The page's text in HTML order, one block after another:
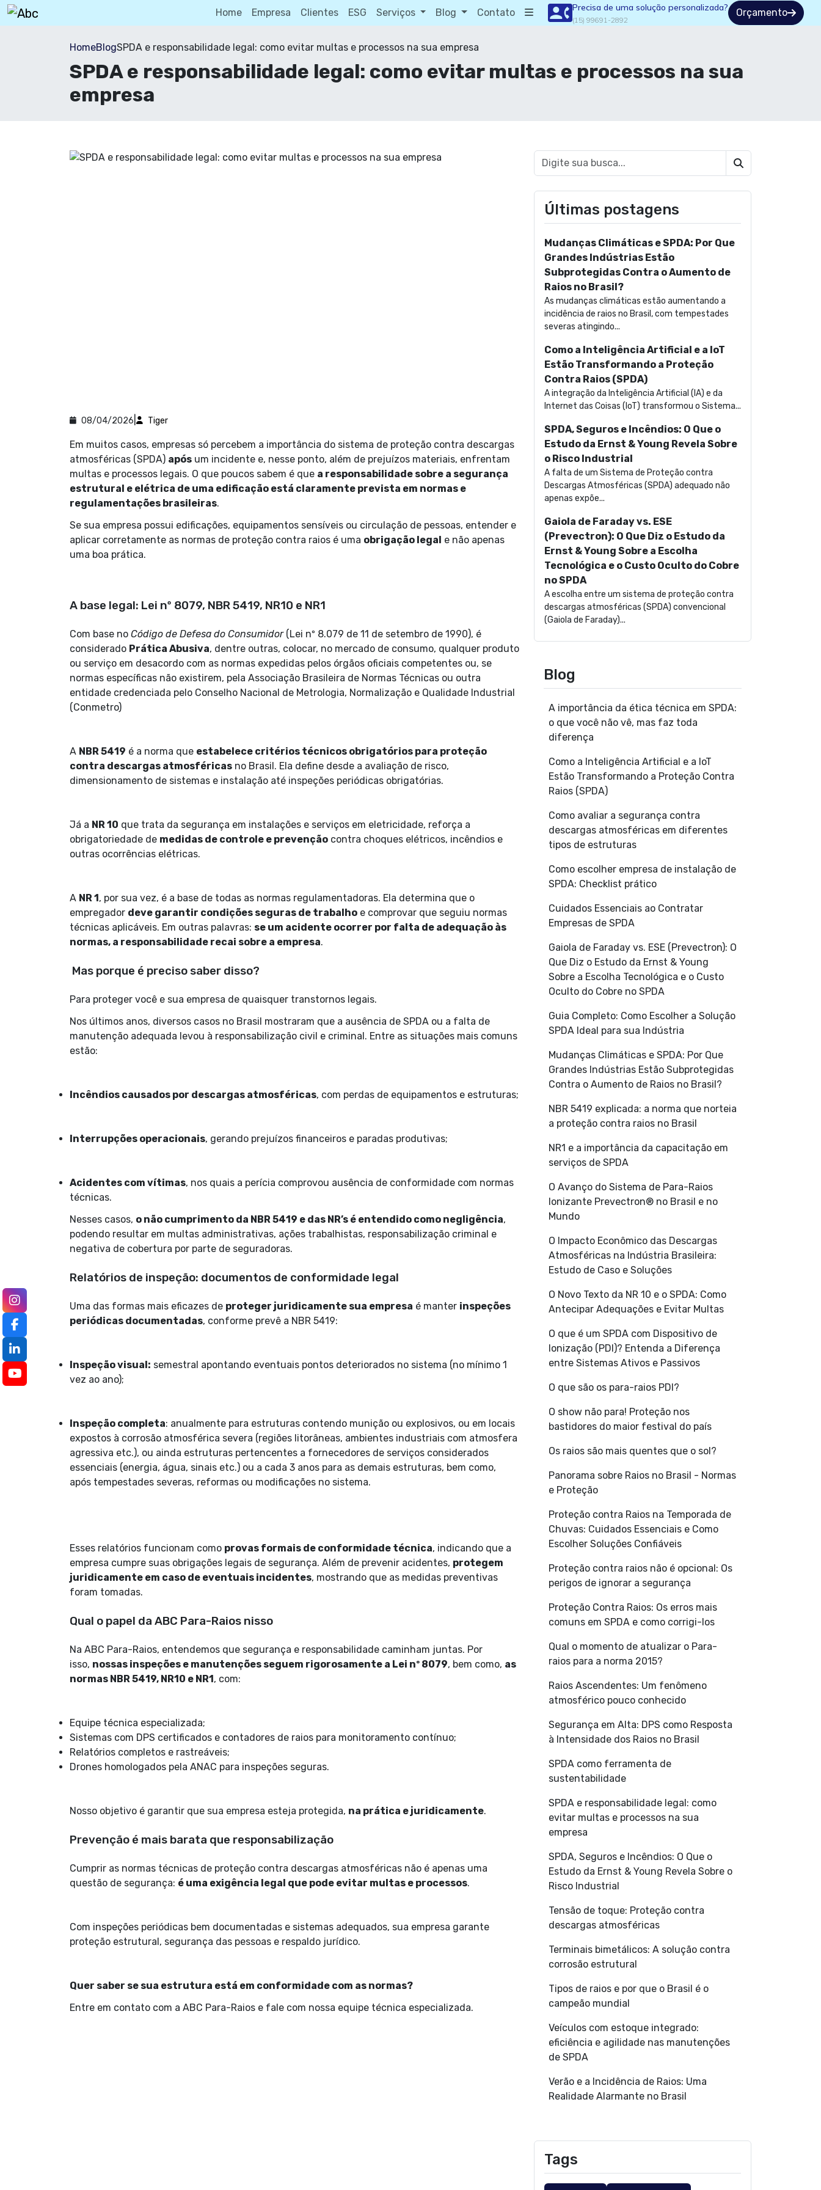
Home Empresa Clientes ESG Serviços Blog Contato Precisa de uma solução personalizada?
(15) 99691-2892
Orçamento
HomeBlogSPDA e responsabilidade legal: como evitar multas e processos na sua empresa
SPDA e responsabilidade legal: como evitar multas e processos na sua
empresa
08/04/2026 Tiger
Em muitos casos, empresas só percebem a importância do sistema de proteção contra descargas
atmosféricas (SPDA) após um incidente e, nesse ponto, além de prejuízos materiais, enfrentam
multas e processos legais. O que poucos sabem é que a responsabilidade sobre a segurança
estrutural e elétrica de uma edificação está claramente prevista em normas e
regulamentações brasileiras.
Se sua empresa possui edificações, equipamentos sensíveis ou circulação de pessoas, entender e
aplicar corretamente as normas de proteção contra raios é uma obrigação legal e não apenas
uma boa prática.
A base legal: Lei nº 8079, NBR 5419, NR10 e NR1
Com base no Código de Defesa do Consumidor(Lei nº 8.079 de 11 de setembro de 1990), é
considerado Prática Abusiva, dentre outras, colocar, no mercado de consumo, qualquer produto
ou serviço em desacordo com as normas expedidas pelos órgãos oficiais competentes ou, se
normas específicas não existirem, pela Associação Brasileira de Normas Técnicas ou outra
entidade credenciada pelo Conselho Nacional de Metrologia, Normalização e Qualidade Industrial
(Conmetro)
A NBR 5419 é a norma que estabelece critérios técnicos obrigatórios para proteção
contra descargas atmosféricas no Brasil. Ela define desde a avaliação de risco,
dimensionamento de sistemas e instalação até inspeções periódicas obrigatórias.
Já a NR 10 que trata da segurança em instalações e serviços em eletricidade, reforça a
obrigatoriedade de medidas de controle e prevenção contra choques elétricos, incêndios e
outras ocorrências elétricas.
A NR 1, por sua vez, é a base de todas as normas regulamentadoras. Ela determina que o
empregador deve garantir condições seguras de trabalho e comprovar que seguiu normas
técnicas aplicáveis. Em outras palavras: se um acidente ocorrer por falta de adequação às
normas, a responsabilidade recai sobre a empresa.
Mas porque é preciso saber disso?
Para proteger você e sua empresa de quaisquer transtornos legais.
Nos últimos anos, diversos casos no Brasil mostraram que a ausência de SPDA ou a falta de
manutenção adequada levou à responsabilização civil e criminal. Entre as situações mais comuns
estão:
Incêndios causados por descargas atmosféricas, com perdas de equipamentos e estruturas;
Interrupções operacionais, gerando prejuízos financeiros e paradas produtivas;
Acidentes com vítimas, nos quais a perícia comprovou ausência de conformidade com normas
técnicas.
Nesses casos, o não cumprimento da NBR 5419 e das NR’s é entendido como negligência,
podendo resultar em multas administrativas, ações trabalhistas, responsabilização criminal e
negativa de cobertura por parte de seguradoras.
Relatórios de inspeção: documentos de conformidade legal
Uma das formas mais eficazes de proteger juridicamente sua empresa é manter inspeções
periódicas documentadas, conforme prevê a NBR 5419:
Inspeção visual: semestral apontando eventuais pontos deteriorados no sistema (no mínimo 1
vez ao ano);
Inspeção completa: anualmente para estruturas contendo munição ou explosivos, ou em locais
expostos à corrosão atmosférica severa (regiões litorâneas, ambientes industriais com atmosfera
agressiva etc.), ou ainda estruturas pertencentes a fornecedores de serviços considerados
essenciais (energia, água, sinais etc.) ou a cada 3 anos para as demais estruturas, bem como,
após tempestades severas, reformas ou modificações no sistema.
Esses relatórios funcionam como provas formais de conformidade técnica, indicando que a
empresa cumpre suas obrigações legais de segurança. Além de prevenir acidentes, protegem
juridicamente em caso de eventuais incidentes, mostrando que as medidas preventivas
foram tomadas.
Qual o papel da ABC Para-Raios nisso
Na ABC Para-Raios, entendemos que segurança e responsabilidade caminham juntas. Por
isso, nossas inspeções e manutenções seguem rigorosamente a Lei nº 8079, bem como, as
normas NBR 5419, NR10 e NR1, com:
Equipe técnica especializada;
Sistemas com DPS certificados e contadores de raios para monitoramento contínuo;
Relatórios completos e rastreáveis;
Drones homologados pela ANAC para inspeções seguras.
Nosso objetivo é garantir que sua empresa esteja protegida, na prática e juridicamente.
Prevenção é mais barata que responsabilização
Cumprir as normas técnicas de proteção contra descargas atmosféricas não é apenas uma
questão de segurança: é uma exigência legal que pode evitar multas e processos.
Com inspeções periódicas bem documentadas e sistemas adequados, sua empresa garante
proteção estrutural, segurança das pessoas e respaldo jurídico.
Quer saber se sua estrutura está em conformidade com as normas?
Entre em contato com a ABC Para-Raios e fale com nossa equipe técnica especializada.
Buscar
Últimas postagens
Mudanças Climáticas e SPDA: Por Que
Grandes Indústrias Estão
Subprotegidas Contra o Aumento de
Raios no Brasil?
As mudanças climáticas estão aumentando a
incidência de raios no Brasil, com tempestades
severas atingindo...
Como a Inteligência Artificial e a IoT
Estão Transformando a Proteção
Contra Raios (SPDA)
A integração da Inteligência Artificial (IA) e da
Internet das Coisas (IoT) transformou o Sistema...
SPDA, Seguros e Incêndios: O Que o
Estudo da Ernst & Young Revela Sobre
o Risco Industrial
A falta de um Sistema de Proteção contra
Descargas Atmosféricas (SPDA) adequado não
apenas expõe...
Gaiola de Faraday vs. ESE
(Prevectron): O Que Diz o Estudo da
Ernst & Young Sobre a Escolha
Tecnológica e o Custo Oculto do Cobre
no SPDA
A escolha entre um sistema de proteção contra
descargas atmosféricas (SPDA) convencional
(Gaiola de Faraday)...
Blog
A importância da ética técnica em SPDA:
o que você não vê, mas faz toda
diferença
Como a Inteligência Artificial e a IoT
Estão Transformando a Proteção Contra
Raios (SPDA)
Como avaliar a segurança contra
descargas atmosféricas em diferentes
tipos de estruturas
Como escolher empresa de instalação de
SPDA: Checklist prático
Cuidados Essenciais ao Contratar
Empresas de SPDA
Gaiola de Faraday vs. ESE (Prevectron): O
Que Diz o Estudo da Ernst & Young
Sobre a Escolha Tecnológica e o Custo
Oculto do Cobre no SPDA
Guia Completo: Como Escolher a Solução
SPDA Ideal para sua Indústria
Mudanças Climáticas e SPDA: Por Que
Grandes Indústrias Estão Subprotegidas
Contra o Aumento de Raios no Brasil?
NBR 5419 explicada: a norma que norteia
a proteção contra raios no Brasil
NR1 e a importância da capacitação em
serviços de SPDA
O Avanço do Sistema de Para-Raios
Ionizante Prevectron® no Brasil e no
Mundo
O Impacto Econômico das Descargas
Atmosféricas na Indústria Brasileira:
Estudo de Caso e Soluções
O Novo Texto da NR 10 e o SPDA: Como
Antecipar Adequações e Evitar Multas
O que é um SPDA com Dispositivo de
Ionização (PDI)? Entenda a Diferença
entre Sistemas Ativos e Passivos
O que são os para-raios PDI?
O show não para! Proteção nos
bastidores do maior festival do país
Os raios são mais quentes que o sol?
Panorama sobre Raios no Brasil - Normas
e Proteção
Proteção contra Raios na Temporada de
Chuvas: Cuidados Essenciais e Como
Escolher Soluções Confiáveis
Proteção contra raios não é opcional: Os
perigos de ignorar a segurança
Proteção Contra Raios: Os erros mais
comuns em SPDA e como corrigi-los
Qual o momento de atualizar o Para-
raios para a norma 2015?
Raios Ascendentes: Um fenômeno
atmosférico pouco conhecido
Segurança em Alta: DPS como Resposta
à Intensidade dos Raios no Brasil
SPDA como ferramenta de
sustentabilidade
SPDA e responsabilidade legal: como
evitar multas e processos na sua
empresa
SPDA, Seguros e Incêndios: O Que o
Estudo da Ernst & Young Revela Sobre o
Risco Industrial
Tensão de toque: Proteção contra
descargas atmosféricas
Terminais bimetálicos: A solução contra
corrosão estrutural
Tipos de raios e por que o Brasil é o
campeão mundial
Veículos com estoque integrado:
eficiência e agilidade nas manutenções
de SPDA
Verão e a Incidência de Raios: Uma
Realidade Alarmante no Brasil
Tags